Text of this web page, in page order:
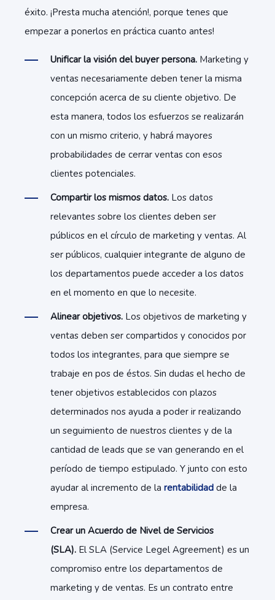
éxito. ¡Presta mucha atención!, porque tenes que
empezar a ponerlos en práctica cuanto antes!
Unificar la visión del buyer persona. Marketing y
ventas necesariamente deben tener la misma
concepción acerca de su cliente objetivo. De
esta manera, todos los esfuerzos se realizarán
con un mismo criterio, y habrá mayores
probabilidades de cerrar ventas con esos
clientes potenciales.
Compartir los mismos datos. Los datos
relevantes sobre los clientes deben ser
públicos en el círculo de marketing y ventas. Al
ser públicos, cualquier integrante de alguno de
los departamentos puede acceder a los datos
en el momento en que lo necesite.
Alinear objetivos. Los objetivos de marketing y
ventas deben ser compartidos y conocidos por
todos los integrantes, para que siempre se
trabaje en pos de éstos. Sin dudas el hecho de
tener objetivos establecidos con plazos
determinados nos ayuda a poder ir realizando
un seguimiento de nuestros clientes y de la
cantidad de leads que se van generando en el
período de tiempo estipulado. Y junto con esto
ayudar al incremento de la rentabilidad de la
empresa.
Crear un Acuerdo de Nivel de Servicios
(SLA). El SLA (Service Legel Agreement) es un
compromiso entre los departamentos de
marketing y de ventas. Es un contrato entre